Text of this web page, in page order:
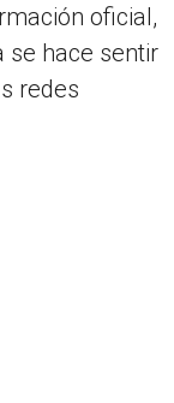
oficial,
se hace sentir
redes